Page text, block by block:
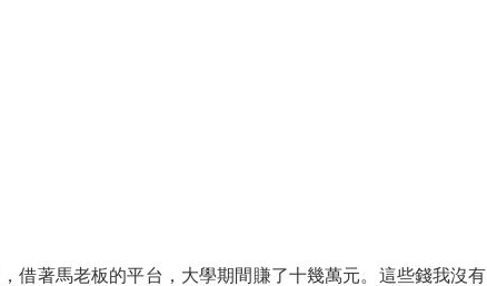
借著馬老板的平台，大學期間賺了十幾萬元。這些錢我沒有